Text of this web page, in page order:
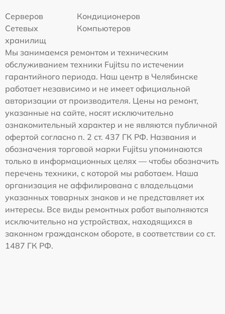
Серверов
Кондиционеров
Сетевых
хранилищ
Компьютеров
Мы занимаемся ремонтом и техническим
обслуживанием техники Fujitsu по истечении
гарантийного периода. Наш центр в Челябинске
работает независимо и не имеет официальной
авторизации от производителя. Цены на ремонт,
указанные на сайте, носят исключительно
ознакомительный характер и не являются публичной
офертой согласно п. 2 ст. 437 ГК РФ. Названия и
обозначения торговой марки Fujitsu упоминаются
только в информационных целях — чтобы обозначить
перечень техники, с которой мы работаем. Наша
организация не аффилирована с владельцами
указанных товарных знаков и не представляет их
интересы. Все виды ремонтных работ выполняются
исключительно на устройствах, находящихся в
законном гражданском обороте, в соответствии со ст.
1487 ГК РФ.